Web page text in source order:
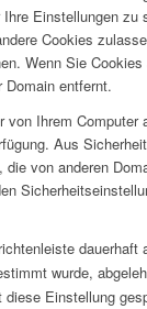
Einstellungen zu
Cookies
Wenn Sie
entfernt.
Ihrem Computer
Aus
von anderen
dauerhaft
wurde,
Einstellung